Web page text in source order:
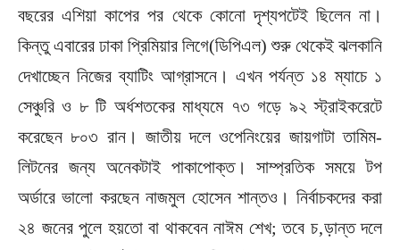
বছরের এশিয়া কাপের পর থেকে কোনো দৃশ্যপটেই ছিলেন না।
কিন্তু এবারের ঢাকা প্রিমিয়ার লিগে(ডিপিএল) শুরু থেকেই ঝলকানি
দেখাচ্ছেন নিজের ব্যাটিং আগ্রাসনে। এখন পর্যন্ত ১৪ ম্যাচে ১
সেঞ্চুরি ও ৮ টি অর্ধশতকের মাধ্যমে ৭৩ গড়ে ৯২ স্ট্রাইকরেটে
করেছেন ৮০৩ রান। জাতীয় দলে ওপেনিংয়ের জায়গাটা তামিম-
লিটনের জন্য অনেকটাই পাকাপোক্ত। সাম্প্রতিক সময়ে টপ
অর্ডারে ভালো করছেন নাজমুল হোসেন শান্তও। নির্বাচকদের করা
২৪ জনের পুলে হয়তো বা থাকবেন নাঈম শেখ; তবে চ‚ড়ান্ত দলে